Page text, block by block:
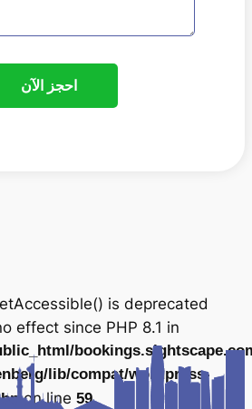
احجز الآن
is deprecated
effect since PHP 8.1 in
lib/compat/wordpress-
on line 59